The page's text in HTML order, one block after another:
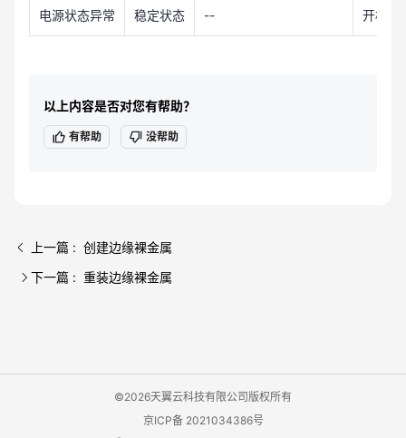
电源状态异常 稳定状态 -- 开机、
以上内容是否对您有帮助？
有帮助 没帮助
上一篇 : 创建边缘裸金属
下一篇 : 重装边缘裸金属
©2026天翼云科技有限公司版权所有
京ICP备 2021034386号